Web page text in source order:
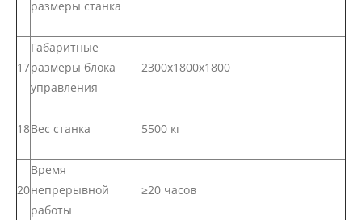
размеры станка
17
Габаритные
размеры блока
управления
2300х1800х1800
18Вес станка 5500 кг
20
Время
непрерывной
работы
≥20 часов